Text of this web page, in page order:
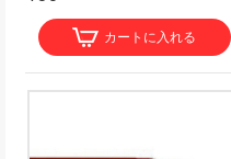
カートに入れる